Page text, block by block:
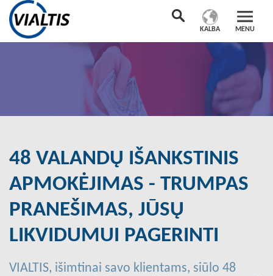
MENU
KALBA
48 VALANDŲ IŠANKSTINIS
APMOKĖJIMAS - TRUMPAS
PRANEŠIMAS, JŪSŲ
LIKVIDUMUI PAGERINTI
VIALTIS, išimtinai savo klientams, siūlo 48